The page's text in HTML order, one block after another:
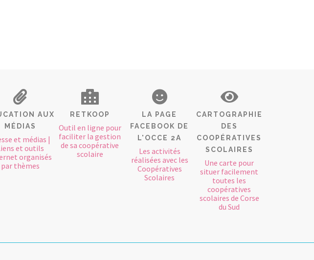
AUX
MÉDIAS
et médias |
et outils
organisés
par thèmes
RETKOOP
Outil en ligne pour
faciliter la gestion
de sa coopérative
scolaire
LA PAGE
FACEBOOK DE
L'OCCE 2A
Les activités
réalisées avec les
Coopératives
Scolaires
CARTOGRAPHIE
DES
COOPÉRATIVES
SCOLAIRES
Une carte pour
situer facilement
toutes les
coopératives
scolaires de Corse
du Sud